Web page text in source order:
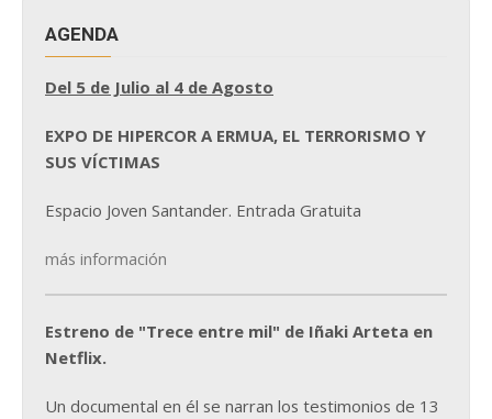
AGENDA
Del 5 de Julio al 4 de Agosto
EXPO DE HIPERCOR A ERMUA, EL TERRORISMO Y
SUS VÍCTIMAS
Espacio Joven Santander. Entrada Gratuita
más información
Estreno de "Trece entre mil" de Iñaki Arteta en
Netflix.
Un documental en él se narran los testimonios de 13